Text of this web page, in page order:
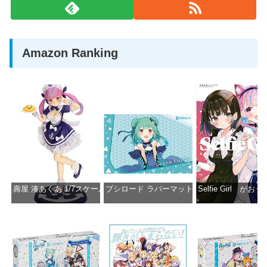
Amazon Ranking
壽屋 湊あくあ 1/7スケール PVC製 塗装済み完成品フィギュア PP942
ブシロード ラバーマットコレクション
Selfie Girl がおう